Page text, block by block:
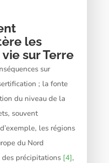
les
sur Terre
sur
; la fonte
du niveau de la
souvent
les régions
du Nord
des précipitations [4],